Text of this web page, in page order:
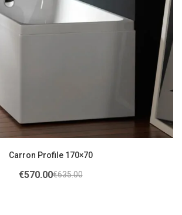
Carron Profile 170×70
€635.00
€570.00